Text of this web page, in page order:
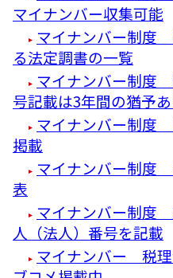
マイナンバー収集可能
マイナンバー制度
る法定調書の一覧
マイナンバー制度
号記載は3年間の猶予あ
マイナンバー制度
掲載
マイナンバー制度
表
マイナンバー制度
人（法人）番号を記載
マイナンバー 税理